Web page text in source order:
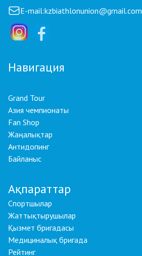
E-mail:kzbiathlonunion@gmail.com
Навигация
Grand Tour
Азия чемпионаты
Fan Shop
Жаңалықтар
Антидопинг
Байланыс
Ақпараттар
Спортшылар
Жаттықтырушылар
Қызмет бригадасы
Медициналық бригада
Рейтинг